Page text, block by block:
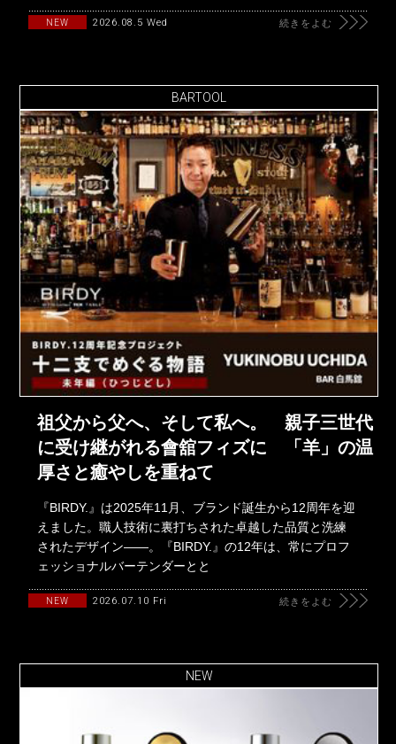
NEW 2026.08.5 Wed 続きをよむ
BARTOOL
祖父から父へ、そして私へ。 親子三世代
に受け継がれる會舘フィズに 「羊」の温
厚さと癒やしを重ねて
『BIRDY.』は2025年11月、ブランド誕生から12周年を迎
えました。職人技術に裏打ちされた卓越した品質と洗練
されたデザイン――。『BIRDY.』の12年は、常にプロフ
ェッショナルバーテンダーとと
NEW 2026.07.10 Fri 続きをよむ
NEW